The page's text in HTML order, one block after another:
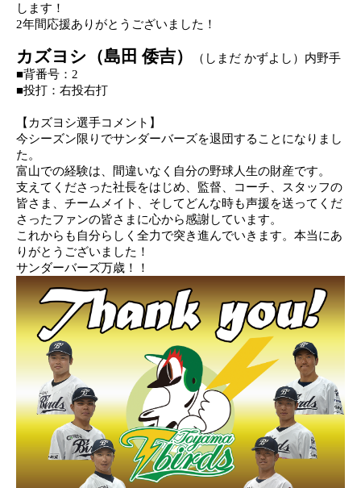
します ！
2年間応援ありがとう ございました！
カズヨシ（島田 倭吉） （ しまだ かずよし ） 内野手
■背番号： 2
■投打：右投右打
【 カズヨシ選手コメント 】
今シーズン限りでサンダーバーズを退団することになりまし
た 。
富山での経験は、間違いなく自分の野球人生の財産です。
支えて くださった社長をはじめ、 監督、コーチ、スタッフの
皆さま、チームメイト、そしてどんな時も声援を送ってくだ
さったファンの皆さまに心から感謝しています。
これから も自分らしく全力で突き進んでいきます。本当にあ
りがとうございました ！
サンダーバーズ万歳！！